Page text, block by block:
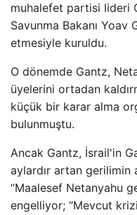
muhalefet partisi lideri
Savunma Bakanı
etmesiyle kuruldu.
O dönemde Gantz,
üyelerini ortadan
küçük bir karar alma
bulunmuştu.
Ancak Gantz, İsrail'in
aylardır artan gerilimin
“Maalesef Netanyahu
engelliyor; “Mevcut